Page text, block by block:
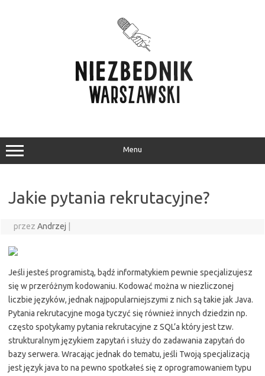
Menu
Jakie pytania rekrutacyjne?
przez Andrzej
Jeśli jesteś programistą, bądź informatykiem pewnie specjalizujesz
się w przeróżnym kodowaniu. Kodować można w niezliczonej
liczbie języków, jednak najpopularniejszymi z nich są takie jak Java.
Pytania rekrutacyjne moga tyczyć się również innych dziedzin np.
często spotykamy pytania rekrutacyjne z SQL’a który jest tzw.
strukturalnym językiem zapytań i służy do zadawania zapytań do
bazy serwera. Wracając jednak do tematu, jeśli Twoją specjalizacją
jest język java to na pewno spotkałeś się z oprogramowaniem typu